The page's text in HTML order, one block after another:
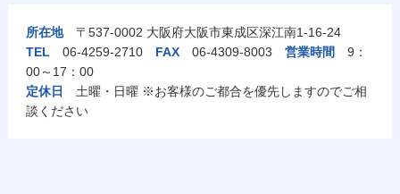
所在地〒537-0002 大阪府大阪市東成区深江南1-16-24
TEL06-4259-2710 FAX06-4309-8003 営業時間
9：
00～17：00
定休日
土曜・日曜 ※お客様のご都合を優先しますのでご相
談ください